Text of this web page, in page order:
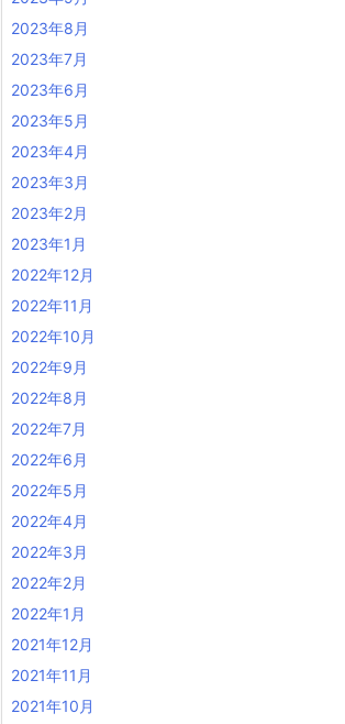
2023年8月
2023年7月
2023年6月
2023年5月
2023年4月
2023年3月
2023年2月
2023年1月
2022年12月
2022年11月
2022年10月
2022年9月
2022年8月
2022年7月
2022年6月
2022年5月
2022年4月
2022年3月
2022年2月
2022年1月
2021年12月
2021年11月
2021年10月